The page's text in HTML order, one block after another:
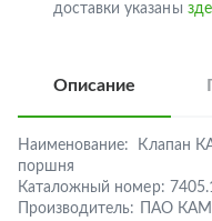
доставки указаны
Описание
Наименование:
Клапан
поршня
Каталожный номер:
Производитель:
ПАО